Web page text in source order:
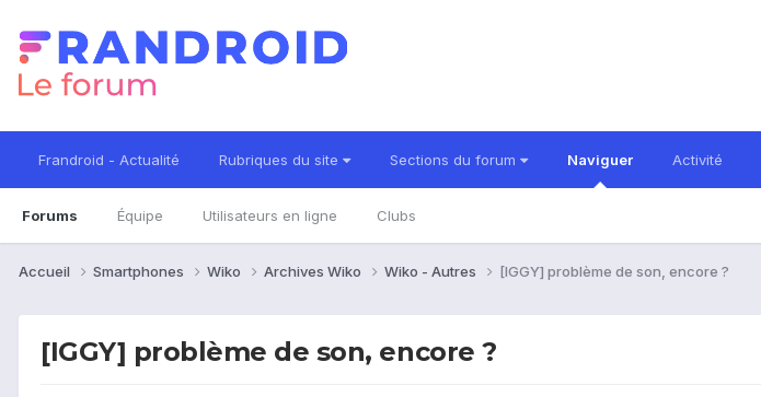
Frandroid - Actualité Rubriques du site Sections du forum Naviguer
Forums Équipe Utilisateurs en ligne Clubs
Activité
Accueil Smartphones Wiko Archives Wiko Wiko - Autres [IGGY] problème de son, encore ?
[IGGY] problème de son, encore ?